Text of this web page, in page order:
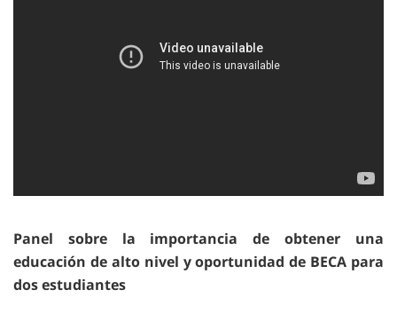
Panel sobre la importancia de obtener una
educación de alto nivel y oportunidad de BECA para
dos estudiantes